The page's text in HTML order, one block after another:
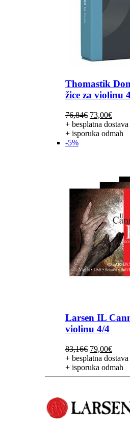
Thomastik
žice za violinu
76,84€ Izvorna
cijena
bila
73,00€
cijena
je:
+ besplatna dostava
+ isporuka odmah
-5%
Larsen IL
violinu 4/4
83,16€ Izvorna
cijena
bila
je:
79,00€
cijena
je:
+ besplatna dostava
+ isporuka odmah